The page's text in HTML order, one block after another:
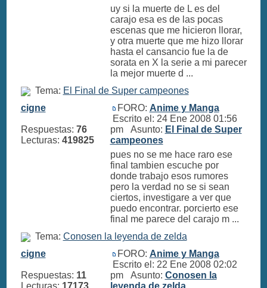
uy si la muerte de L es del
carajo esa es de las pocas
escenas que me hicieron llorar,
y otra muerte que me hizo llorar
hasta el cansancio fue la de
sorata en X la serie a mi parecer
la mejor muerte d ...
Tema: El Final de Super campeones
cigne
Respuestas: 76
Lecturas: 419825
FORO: Anime y Manga
Escrito el: 24 Ene 2008 01:56
pm Asunto: El Final de Super
campeones
pues no se me hace raro ese
final tambien escuche por
donde trabajo esos rumores
pero la verdad no se si sean
ciertos, investigare a ver que
puedo encontrar. porcierto ese
final me parece del carajo m ...
Tema: Conosen la leyenda de zelda
cigne
Respuestas: 11
FORO: Anime y Manga
Escrito el: 22 Ene 2008 02:02
pm Asunto: Conosen la